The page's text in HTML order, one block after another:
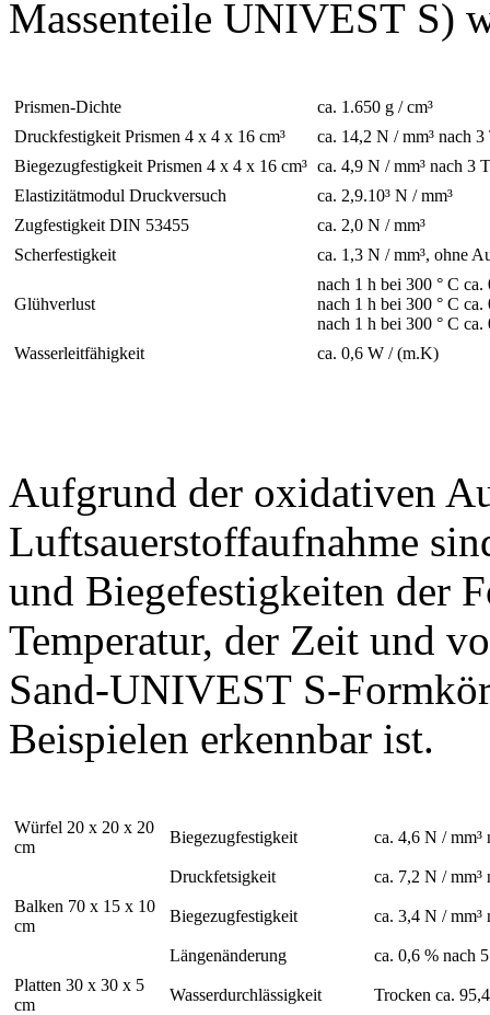
Massenteile UNIVEST S)
Prismen-Dichte
ca. 1.650 g / cm³
Druckfestigkeit Prismen 4 x 4 x 16 cm³
ca. 14,2 N / mm³ nach 3
Biegezugfestigkeit Prismen 4 x 4 x 16 cm³ ca. 4,9 N / mm³ nach 3
Elastizitätmodul Druckversuch
ca. 2,9.10³ N / mm³
Zugfestigkeit DIN 53455
ca. 2,0 N / mm³
Scherfestigkeit
ca. 1,3 N / mm³, ohne
Glühverlust
nach 1 h bei 300 ° C ca.
nach 1 h bei 300 ° C ca.
nach 1 h bei 300 ° C ca.
Wasserleitfähigkeit
ca. 0,6 W / (m.K)
Aufgrund der oxidativen
Luftsauerstoffaufnahme
und Biegefestigkeiten der
Temperatur, der Zeit und
Sand-UNIVEST S-
Beispielen erkennbar ist.
Würfel 20 x 20 x 20
cm
Biegezugfestigkeit ca. 4,6 N / mm³
Druckfetsigkeit
ca. 7,2 N / mm³
Balken 70 x 15 x 10
cm
Biegezugfestigkeit ca. 3,4 N / mm³
Längenänderung
ca. 0,6 % nach
Platten 30 x 30 x 5
cm
Wasserdurchlässigkeit Trocken ca.